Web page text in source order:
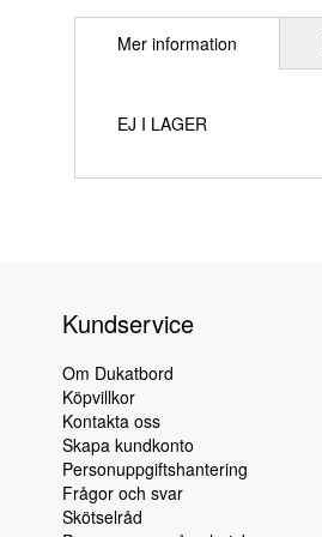
till
börjanMer information
EJ I LAGER
Kundservice
Om Dukatbord
Köpvillkor
Kontakta oss
Skapa kundkonto
Personuppgiftshantering
Frågor och svar
Skötselråd